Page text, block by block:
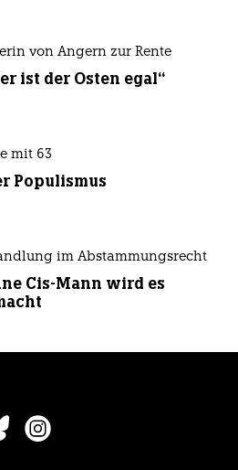
von Angern zur Rente
ist der Osten egal“
mit 63
Populismus
im Abstammungsrecht
Cis-Mann wird es